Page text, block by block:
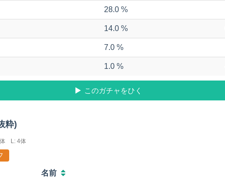
28.0 %
14.0 %
7.0 %
1.0 %
このガチャをひく
粋)
L: 4体
名前